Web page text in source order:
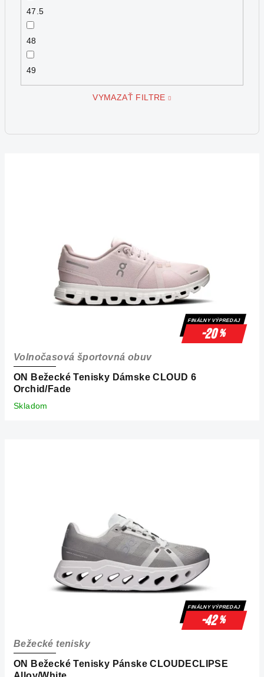
47.5
48
49
VYMAZAŤ FILTRE
FINÁLNY VÝPREDAJ
-20%
ON Bežecké Tenisky Dámske CLOUD 6
Orchid/Fade
Volnočasová športovná obuv
Skladom
FINÁLNY VÝPREDAJ
-42%
ON Bežecké Tenisky Pánske CLOUDECLIPSE
Bežecké tenisky